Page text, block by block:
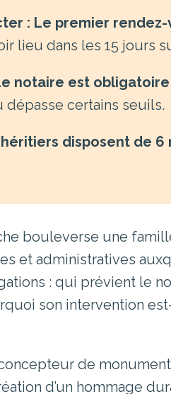
: Le premier
lieu dans les 15 jours
notaire est obligatoire
certains seuils.
disposent de 6
bouleverse une
et administratives
: qui prévient le
son intervention
concepteur de
d’un hommage